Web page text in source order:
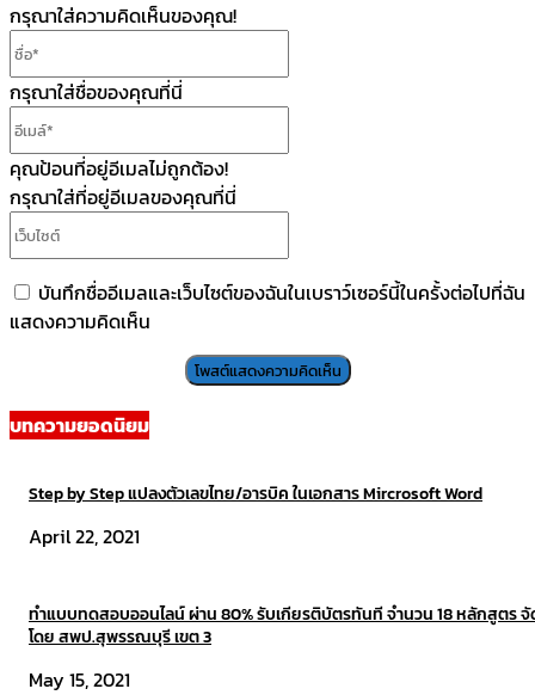
กรุณาใส่ความคิดเห็นของคุณ!
กรุณาใส่ชื่อของคุณที่นี่
คุณป้อนที่อยู่อีเมลไม่ถูกต้อง!
กรุณาใส่ที่อยู่อีเมลของคุณที่นี่
บันทึกชื่ออีเมลและเว็บไซต์ของฉันในเบราว์เซอร์นี้ในครั้งต่อไปที่ฉัน
แสดงความคิดเห็น
บทความยอดนิยม
Step by Step แปลงตัวเลขไทย/อารบิค ในเอกสาร Mircrosoft Word
April 22, 2021
ทำแบบทดสอบออนไลน์ ผ่าน 80% รับเกียรติบัตรทันที จำนวน 18 หลักสูตร
โดย สพป.สุพรรณบุรี เขต 3
May 15, 2021